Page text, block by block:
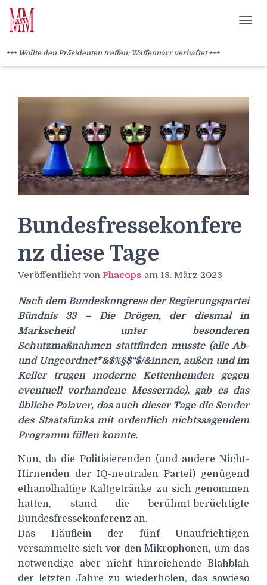
Weiterlesen" />
+++ Wollte den Präsidenten treffen: Waffennarr verhaftet +++
Bundesfressekonfere
nz diese Tage
Veröffentlicht von Phacops am 18. März 2023
Nach dem Bundeskongress der Regierungspartei
Bündnis 33 – Die Drögen, der diesmal in
Markscheid unter besonderen
Schutzmaßnahmen stattfinden musste (alle Ab-
und Ungeordnet*&$%§$“$/&innen, außen und im
Keller trugen moderne Kettenhemden gegen
eventuell vorhandene Messernde), gab es das
übliche Palaver, das auch dieser Tage die Sender
des Staatsfunks mit ordentlich nichtssagendem
Programm füllen konnte.
Nun, da die Politisierenden (und andere Nicht-
Hirnenden der IQ-neutralen Partei) genügend
ethanolhaltige Kaltgetränke zu sich genommen
hatten, stand die berühmt-berüchtigte
Bundesfressekonferenz an.
Das Häuflein der fünf Unaufrichtigen
versammelte sich vor den Mikrophonen, um das
notwendige aber nicht hinreichende Blahblah
der letzten Jahre zu wiederholen, das sowieso